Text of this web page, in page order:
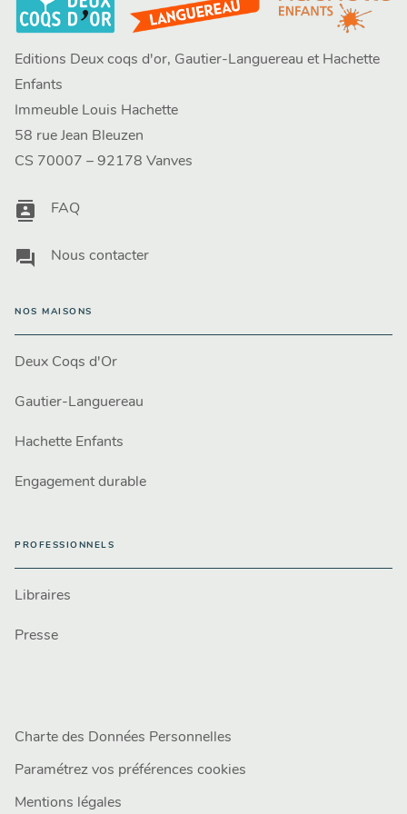
Editions Deux coqs d'or, Gautier-Languereau et Hachette
Enfants
Immeuble Louis Hachette
58 rue Jean Bleuzen
CS 70007 – 92178 Vanves
contacts FAQ
question_answer Nous contacter
NOS MAISONS
Deux Coqs d'Or
Gautier-Languereau
Hachette Enfants
Engagement durable
PROFESSIONNELS
Libraires
Presse
Charte des Données Personnelles
Paramétrez vos préférences cookies
Mentions légales